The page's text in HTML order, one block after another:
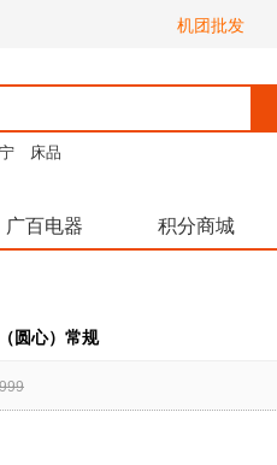
机团批发
床品
广百电器 积分商城
圆心）常规